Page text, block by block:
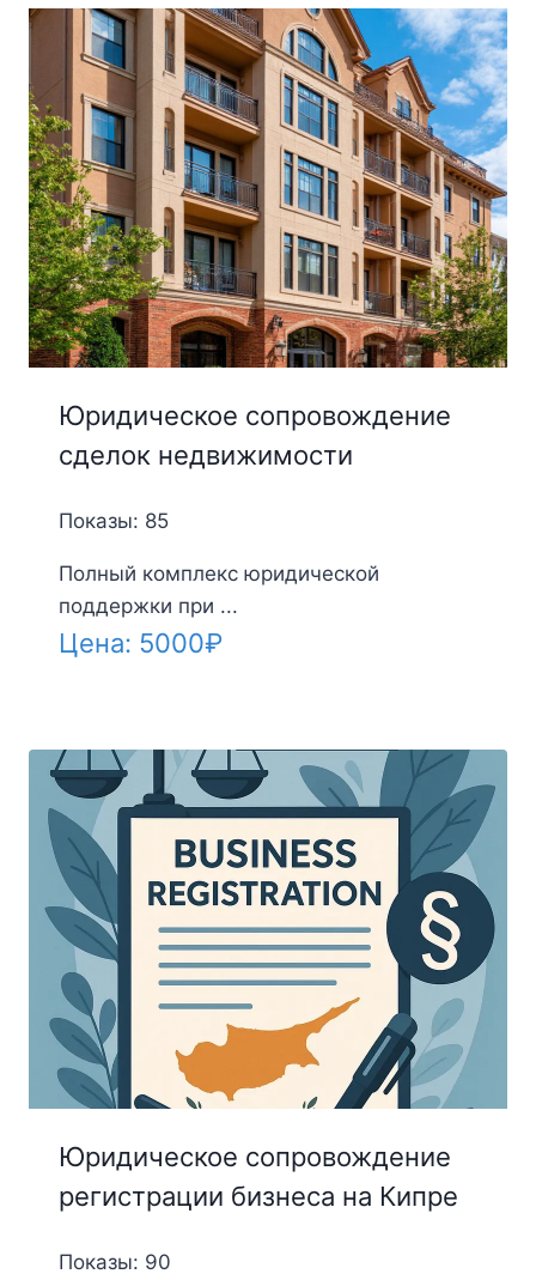
Юридическое сопровождение
сделок недвижимости
Показы: 85
Полный комплекс юридической
поддержки при ...
Цена: 5000₽
Юридическое сопровождение
регистрации бизнеса на Кипре
Показы: 90